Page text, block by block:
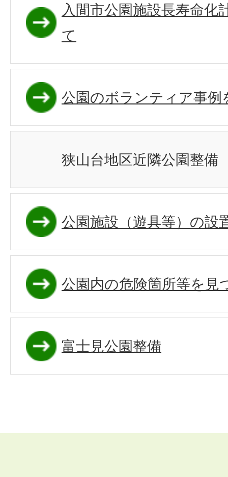
入間市公園施設長寿命化
て
公園のボランティア事例
狭山台地区近隣公園整備
公園施設（遊具等）の設
公園内の危険箇所等を見
富士見公園整備